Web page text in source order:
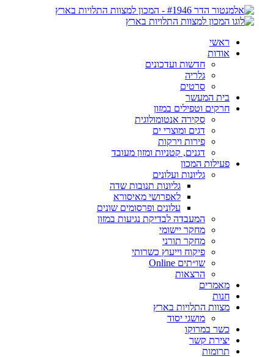
ראשי
אודות
חדשות ועדכונים
גלריה
סרטים
בית המעשר
חרקים וטפילים במזון
סקירה אנטומולוגית
דגים ומוצרי ים
פירות וירקות
דגנים, קטניות ומזון מעובד
פעילות המכון
גליונות ועלונים
גליונות תנובות שדה
לאפרושי מאיסורא
עלונים ופרסומים שונים
המעבדה לבדיקת נגיעות במזון
מחקר יישומי
מחקר תורני
פיקוח וייעוץ כשרותי
שו״תים Online
הרצאות
מאמרים
חנות
מצוות התלויות בארץ
מושגי יסוד
כשר במרוקו
יצירת קשר
תרומות